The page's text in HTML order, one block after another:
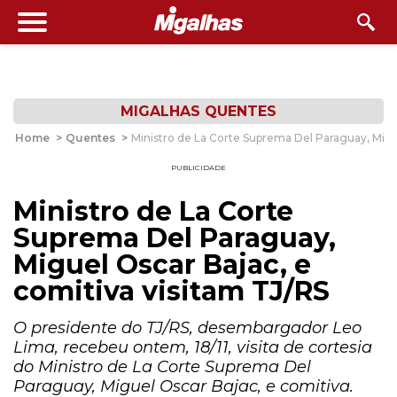
MIGALHAS QUENTES
Home > Quentes > Ministro de La Corte Suprema Del Paraguay,
PUBLICIDADE
Ministro de La Corte
Suprema Del Paraguay,
Miguel Oscar Bajac, e
comitiva visitam TJ/RS
O presidente do TJ/RS, desembargador Leo
Lima, recebeu ontem, 18/11, visita de cortesia
do Ministro de La Corte Suprema Del
Paraguay, Miguel Oscar Bajac, e comitiva.